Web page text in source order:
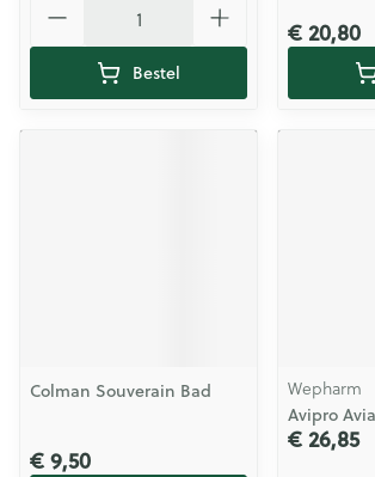
Bestel
€ 20,80
Colman Souverain Bad
€ 9,50
Wepharm
Avipro
€ 26,85